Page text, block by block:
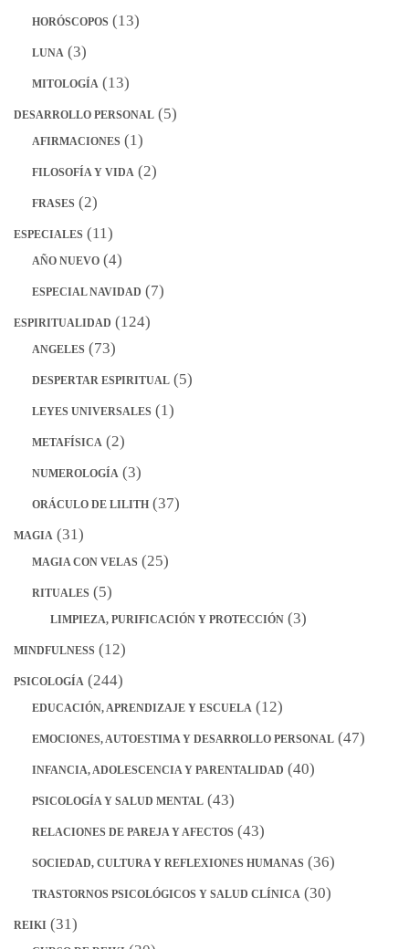
HORÓSCOPOS (13)
LUNA (3)
MITOLOGÍA (13)
DESARROLLO PERSONAL (5)
AFIRMACIONES (1)
FILOSOFÍA Y VIDA (2)
FRASES (2)
ESPECIALES (11)
AÑO NUEVO (4)
ESPECIAL NAVIDAD (7)
ESPIRITUALIDAD (124)
ANGELES (73)
DESPERTAR ESPIRITUAL (5)
LEYES UNIVERSALES (1)
METAFÍSICA (2)
NUMEROLOGÍA (3)
ORÁCULO DE LILITH (37)
MAGIA (31)
MAGIA CON VELAS (25)
RITUALES (5)
LIMPIEZA, PURIFICACIÓN Y PROTECCIÓN (3)
MINDFULNESS (12)
PSICOLOGÍA (244)
EDUCACIÓN, APRENDIZAJE Y ESCUELA (12)
EMOCIONES, AUTOESTIMA Y DESARROLLO PERSONAL (47)
INFANCIA, ADOLESCENCIA Y PARENTALIDAD (40)
PSICOLOGÍA Y SALUD MENTAL (43)
RELACIONES DE PAREJA Y AFECTOS (43)
SOCIEDAD, CULTURA Y REFLEXIONES HUMANAS (36)
TRASTORNOS PSICOLÓGICOS Y SALUD CLÍNICA (30)
REIKI (31)